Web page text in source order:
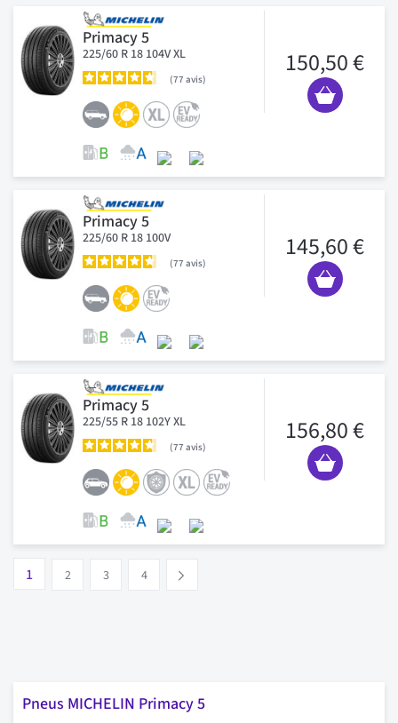
Primacy 5
225/60 R 18 104V XL
77 avis
150,50 €
Primacy 5
225/60 R 18 100V
77 avis
145,60 €
Primacy 5
225/55 R 18 102Y XL
77 avis
156,80 €
Vous lisez actuellement la page
1 2 3 4
Pneus MICHELIN Primacy 5